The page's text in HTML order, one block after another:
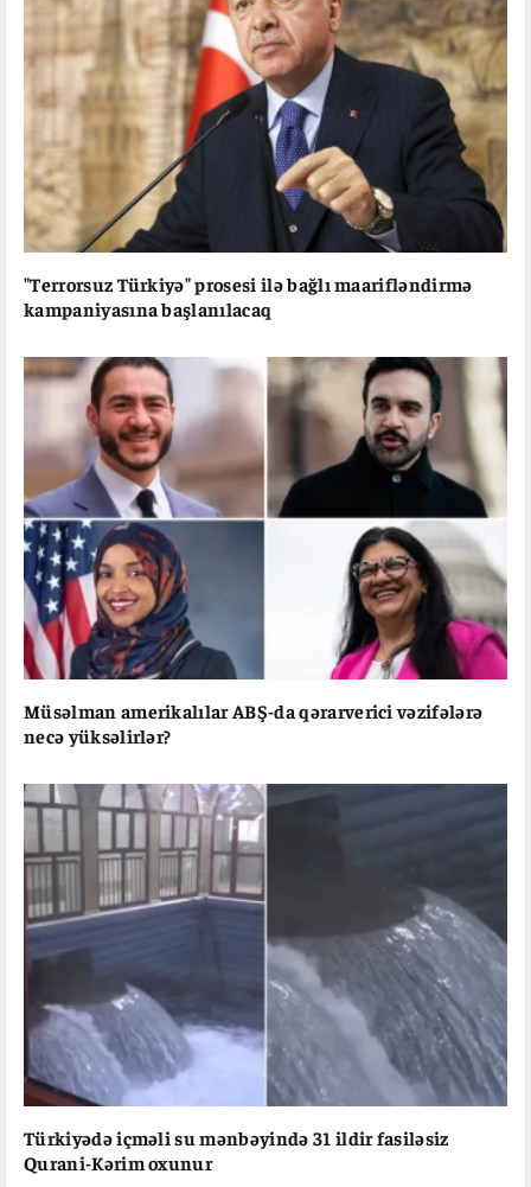
"Terrorsuz Türkiyə" prosesi ilə bağlı maarifləndirmə
kampaniyasına başlanılacaq
Müsəlman amerikalılar ABŞ-da qərarverici vəzifələrə
necə yüksəlirlər?
Türkiyədə içməli su mənbəyində 31 ildir fasiləsiz
Qurani-Kərim oxunur